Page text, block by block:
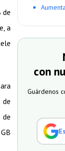
de
a
de
de
con
Guárdenos